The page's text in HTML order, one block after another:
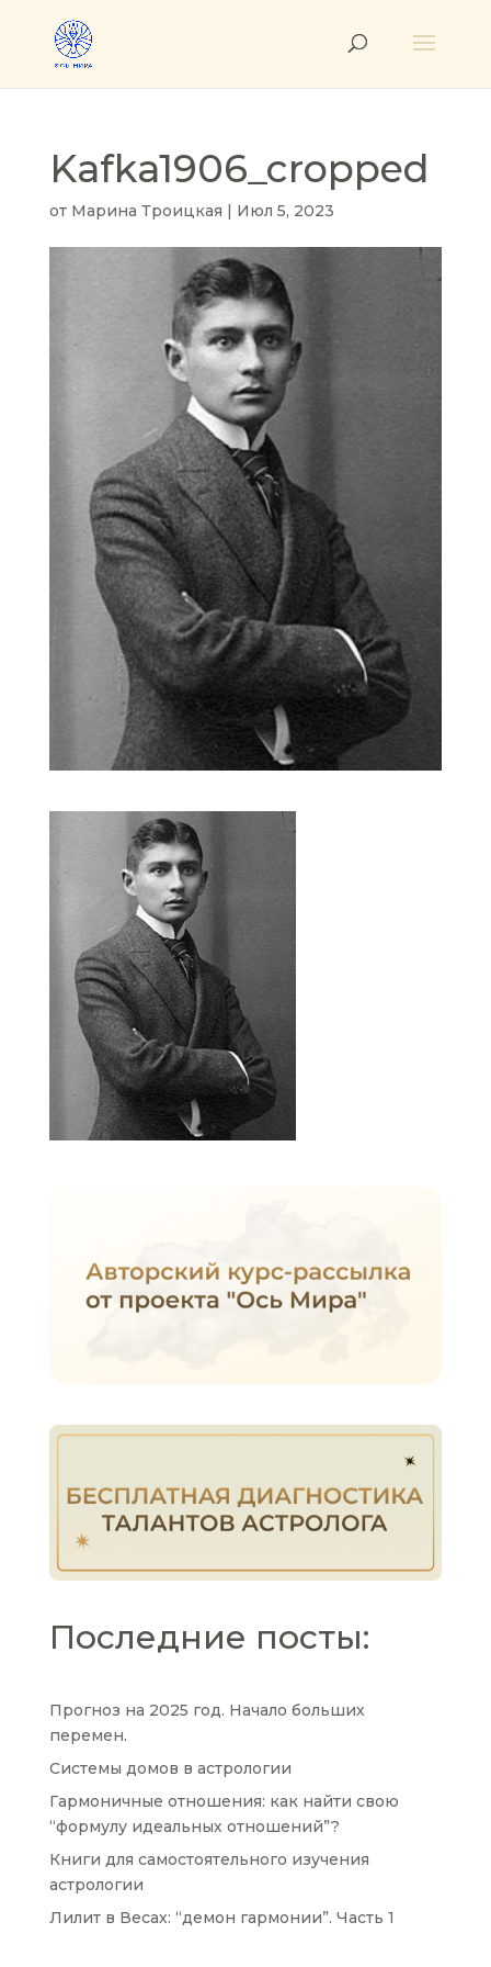
Kafka1906_cropped
от Марина Троицкая | Июл 5, 2023
Последние посты:
Прогноз на 2025 год. Начало больших
перемен.
Системы домов в астрологии
Гармоничные отношения: как найти свою
“формулу идеальных отношений”?
Книги для самостоятельного изучения
астрологии
Лилит в Весах: “демон гармонии”. Часть 1